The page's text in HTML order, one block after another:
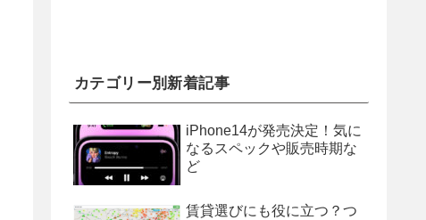
カテゴリー別新着記事
iPhone14が発売決定！気に
なるスペックや販売時期な
ど
賃貸選びにも役に立つ？つ